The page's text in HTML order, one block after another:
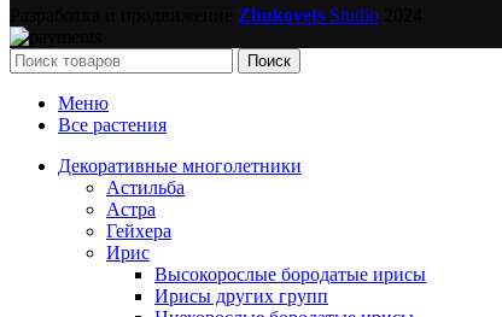
Zhukovets Studio
Поиск
Меню
Все растения
Декоративные многолетники
Астильба
Астра
Гейхера
Ирис
Высокорослые бородатые ирисы
Ирисы других групп